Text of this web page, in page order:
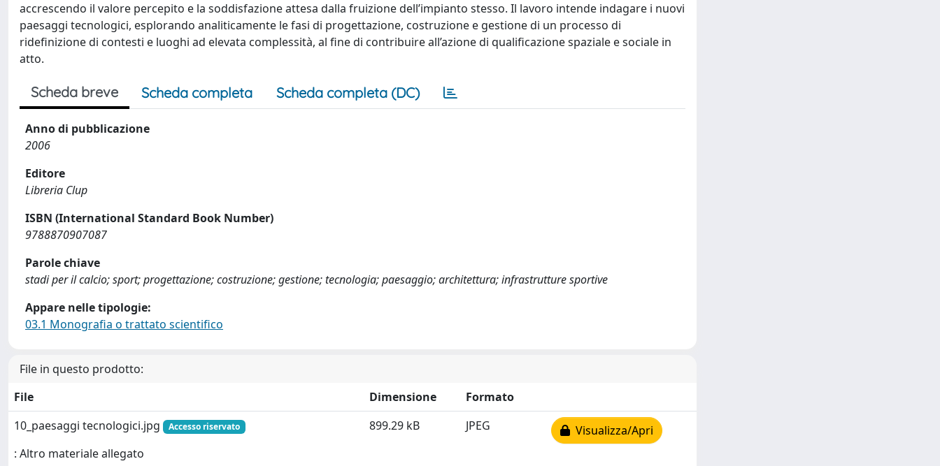
accrescendo il valore percepito e la soddisfazione attesa dalla fruizione dell’impianto stesso. Il lavoro intende indagare i nuovi
paesaggi tecnologici, esplorando analiticamente le fasi di progettazione, costruzione e gestione di un processo di
ridefinizione di contesti e luoghi ad elevata complessità, al fine di contribuire all’azione di qualificazione spaziale e sociale in
atto.
Scheda breve Scheda completa Scheda completa (DC)
Anno di pubblicazione
2006
Editore
Libreria Clup
ISBN (International Standard Book Number)
9788870907087
Parole chiave
stadi per il calcio; sport; progettazione; costruzione; gestione; tecnologia; paesaggio; architettura; infrastrutture sportive
Appare nelle tipologie:
03.1 Monografia o trattato scientifico
File in questo prodotto:
File
Dimensione
Formato
10_paesaggi tecnologici.jpg
Accesso riservato
: Altro materiale allegato
899.29 kB JPEG Visualizza/Apri